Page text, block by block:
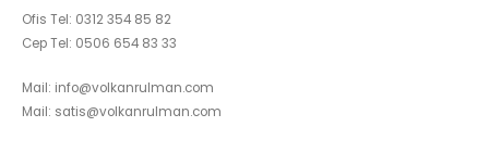
Ofis Tel: 0312 354 85 82
Cep Tel: 0506 654 83 33
Mail: info@volkanrulman.com
Mail: satis@volkanrulman.com